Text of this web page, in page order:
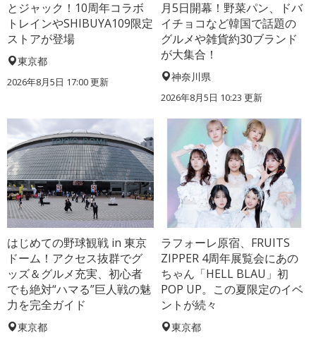
とジャック！10周年コラボ
トレインやSHIBUYA109限定
ストアが登場
東京都
2026年8月5日 17:00更新
月5日開幕！野菜パン、ドバ
イチョコなど韓国で話題の
グルメや雑貨約30ブランド
が大集合！
神奈川県
2026年8月5日 10:23 更新
はじめての野球観戦 in 東京
ドーム！アクセス抜群でグ
ッズ＆グルメ充実、初心者
でも絶対“ハマる”巨人戦の魅
力を完全ガイド
東京都
ラフォーレ原宿、FRUITS
ZIPPER 4周年展覧会にあの
ちゃん「HELL BLAU」初
POP UP。この夏限定のイベ
ントが続々
東京都